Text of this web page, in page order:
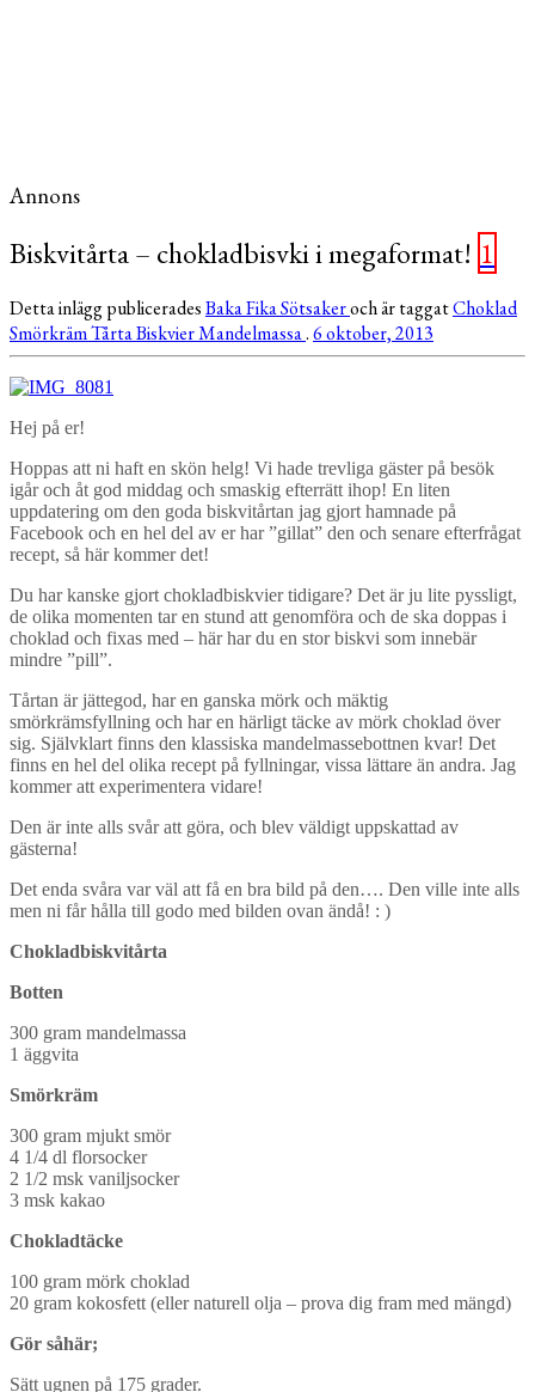
Annons
Biskvitårta – chokladbisvki i megaformat! 1
Detta inlägg publiceradesBakaFikaSötsakeroch är taggatChoklad
SmörkrämTårtaBiskvierMandelmassa.6 oktober, 2013
Hej på er!
Hoppas att ni haft en skön helg! Vi hade trevliga gäster på besök
igår och åt god middag och smaskig efterrätt ihop! En liten
uppdatering om den goda biskvitårtan jag gjort hamnade på
Facebook och en hel del av er har ”gillat” den och senare efterfrågat
recept, så här kommer det!
Du har kanske gjort chokladbiskvier tidigare? Det är ju lite pyssligt,
de olika momenten tar en stund att genomföra och de ska doppas i
choklad och fixas med – här har du en stor biskvi som innebär
mindre ”pill”.
Tårtan är jättegod, har en ganska mörk och mäktig
smörkrämsfyllning och har en härligt täcke av mörk choklad över
sig. Självklart finns den klassiska mandelmassebottnen kvar! Det
finns en hel del olika recept på fyllningar, vissa lättare än andra. Jag
kommer att experimentera vidare!
Den är inte alls svår att göra, och blev väldigt uppskattad av
gästerna!
Det enda svåra var väl att få en bra bild på den…. Den ville inte alls
men ni får hålla till godo med bilden ovan ändå! : )
Chokladbiskvitårta
Botten
300 gram mandelmassa
1 äggvita
Smörkräm
300 gram mjukt smör
4 1/4 dl florsocker
2 1/2 msk vaniljsocker
3 msk kakao
Chokladtäcke
100 gram mörk choklad
20 gram kokosfett (eller naturell olja – prova dig fram med mängd)
Gör såhär;
Sätt ugnen på 175 grader.